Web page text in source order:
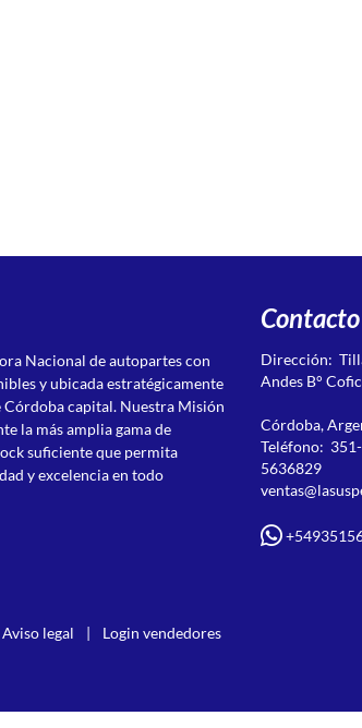
Nacional de autopartes con
y ubicada estratégicamente
Córdoba capital. Nuestra Misión
la más amplia gama de
suficiente que permita
y excelencia en todo
Contacto
Dirección:
Andes B°
Córdoba,
Teléfono:
5636829
Aviso legal | Login vendedores